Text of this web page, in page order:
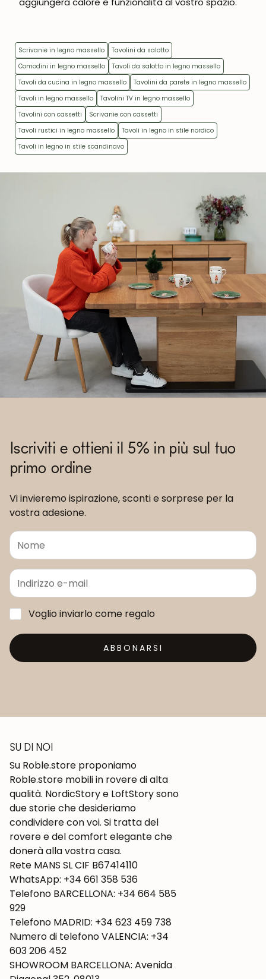
Scrivanie in legno massello
Tavolini da salotto
Comodini in legno massello
Tavoli da salotto in legno massello
Tavoli da cucina in legno massello
Tavolini da parete in legno massello
Tavoli in legno massello
Tavolini TV in legno massello
Tavolini con cassetti
Scrivanie con cassetti
Tavoli rustici in legno massello
Tavoli in legno in stile nordico
Tavoli in legno in stile scandinavo
Iscriviti e ottieni il 5% in più sul tuo
primo ordine
Vi invieremo ispirazione, sconti e sorprese per la
vostra adesione.
Voglio inviarlo come regalo
ABBONARSI
SU DI NOI
Su Roble.store proponiamo
Roble.store mobili in rovere di alta
qualità. NordicStory e LoftStory sono
due storie che desideriamo
condividere con voi. Si tratta del
rovere e del comfort elegante che
donerà alla vostra casa.
Rete MANS SL CIF B67414110
WhatsApp: +34 661 358 536
Telefono BARCELLONA: +34 664 585
929
Telefono MADRID: +34 623 459 738
Numero di telefono VALENCIA: +34
603 206 452
SHOWROOM BARCELLONA: Avenida